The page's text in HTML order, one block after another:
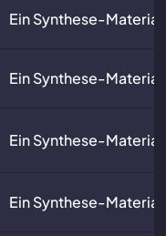
Ein Synthese-Material.
Ein Synthese-Material.
Ein Synthese-Material.
Ein Synthese-Material.